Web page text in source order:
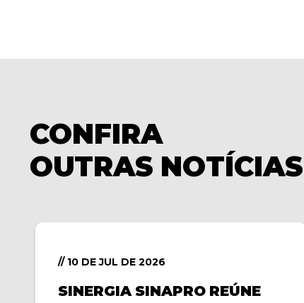
CONFIRA
OUTRAS NOTÍCIAS
// 10 DE JUL DE 2026
SINERGIA SINAPRO REÚNE